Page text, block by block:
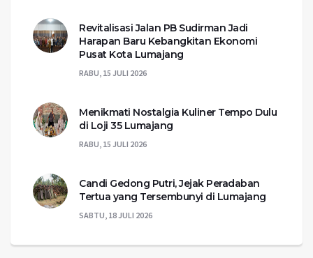
Revitalisasi Jalan PB Sudirman Jadi
Harapan Baru Kebangkitan Ekonomi
Pusat Kota Lumajang
RABU, 15 JULI 2026
Menikmati Nostalgia Kuliner Tempo Dulu
di Loji 35 Lumajang
RABU, 15 JULI 2026
Candi Gedong Putri, Jejak Peradaban
Tertua yang Tersembunyi di Lumajang
SABTU, 18 JULI 2026